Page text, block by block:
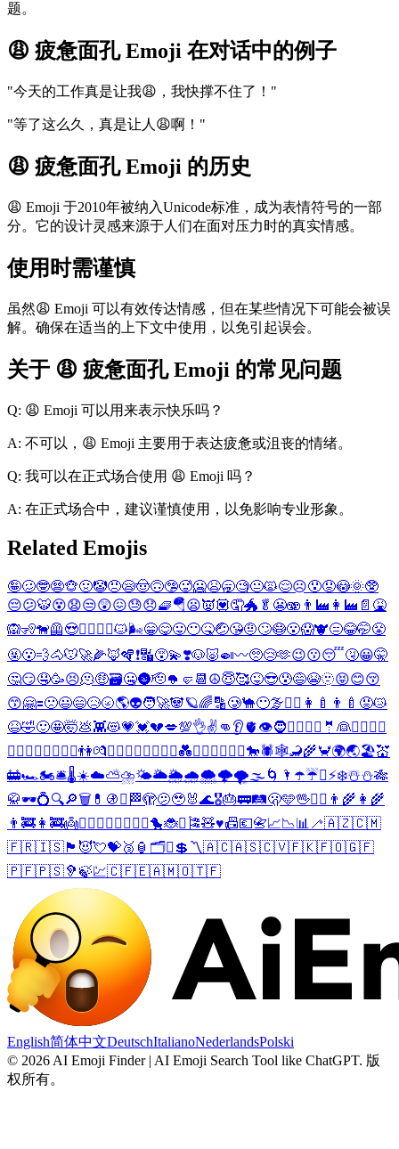
题。
😩 疲惫面孔 Emoji 在对话中的例子
"今天的工作真是让我😩，我快撑不住了！"
"等了这么久，真是让人😩啊！"
😩 疲惫面孔 Emoji 的历史
😩 Emoji 于2010年被纳入Unicode标准，成为表情符号的一部
分。它的设计灵感来源于人们在面对压力时的真实情感。
使用时需谨慎
虽然😩 Emoji 可以有效传达情感，但在某些情况下可能会被误
解。确保在适当的上下文中使用，以免引起误会。
关于 😩 疲惫面孔 Emoji 的常见问题
Q: 😩 Emoji 可以用来表示快乐吗？
A: 不可以，😩 Emoji 主要用于表达疲惫或沮丧的情绪。
Q: 我可以在正式场合使用 😩 Emoji 吗？
A: 在正式场合中，建议谨慎使用，以免影响专业形象。
Related Emojis
🤪🥴🤓😨🐵🤢🤡😠😪🤠🙃🤥🥵🥶😫🥱🧐😐🙀😌☹️😯😟😳🌞🥸
😔😕🐯😵😧😒😲😖😓😞🧇🪂😦👿💟🤦🐲 🥬 😬🫨 👨‍🏭 👩‍🏭 📄 🤮
🙉🧏🐕‍🦺😍🤦‍♂️ 🤦‍♀️🐱🌬️😁😋😛😶🤒🤕😘🤨🙄😷😮😱🐮😑😂🤭😤
🤬😮‍💨🐴🐭🚀🌽🦊🪇❗🔣😵‍💫❣️🐶🐷🍛〰️🥺😢🫶😉😗😴🤧😀🤫
🤔😏🤤🥳😣🫠🤑🗃️🤐🌚🫡🪖 🤛 📆 ☮️😇🥰😜😎😰😅😭🫥😝😊😚
😙🤗🟰🙁😃😄😥🌝🌎👽🧑‍🚀🐼🪐🌈🔡🥲🐪😶‍🌫️❤️‍🔥 👩‍🍼 👨‍🍼 😡😿
😆🤣🙂🤩🤯💩👾😻💗💓💔💋💯👌✌️ 👊 👂🫀👁️🧔👨‍⚕️ 👩‍⚕️ 🤵 👰👰‍♂️ 👰‍♀️
🏃‍♂️ 🏃‍♀️ 🚵‍♂️ 🚵‍♀️👫💏👨‍❤️‍💋‍👨 👩‍❤️‍💋‍👩💑👨‍❤️‍👨 👩‍❤️‍👩🐎🕷️🕸️🦂🌾🦀🌍🌏🏖️💒
🚋🏎️🏍️🛎️🌡️☀️☁️⛅⛈️🌤️🌥️🌦️🌧️🌨️🌩️🌪️🌫️🌀 🌂 ☂️☔⛱️ ⚡❄️☃️⛄🎋
🥋🕶️💍🔍🔎🗑️ 💊 🚯 ♻️ 🏁🫣🫤🥹🐰🌊🎖️🎂🚃🛤️🫢🩵🖖🧏‍♂️ 👨‍🌾 👩‍🌾
👨‍🚒 👩‍🚒👼🧙‍♂️ 🧙‍♀️ 🧚‍♂️ 🧚‍♀️🐤🐞⏰ 🎏🧸♥️📠💶📇📈📉📊 🦯🇦🇿🇨🇲
🇫🇷🇮🇸 🏴󠁧󠁢󠁷󠁬󠁳󠁿 😈💘💝🥉 🏮 🗂️☪️ 💲 〽️🇦🇨🇦🇸🇨🇻🇫🇰🇫🇴🇬🇫
🇵🇫🇵🇸🦻 🍃💹🇨🇫🇪🇦🇲🇴🇹🇫
English简体中文DeutschItalianoNederlandsPolski
© 2026 AI Emoji Finder | AI Emoji Search Tool like ChatGPT. 版
权所有。